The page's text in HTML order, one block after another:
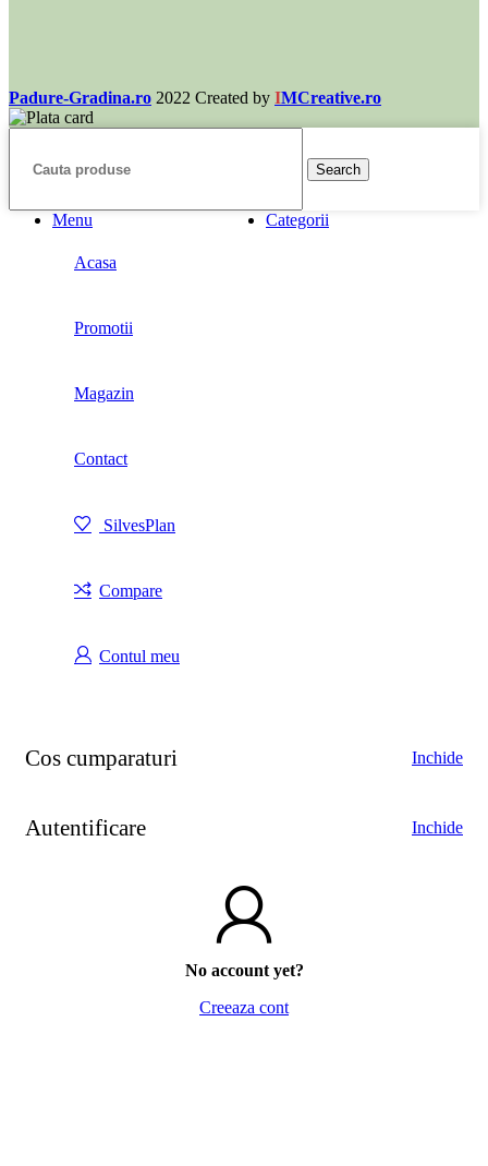
Padure-Gradina.ro 2022 Created by IMCreative.ro
Search
Menu Categorii
Acasa
Promotii
Magazin
Contact
SilvesPlan
Compare
Contul meu
Cos cumparaturi Inchide
Autentificare Inchide
No account yet?
Creeaza cont